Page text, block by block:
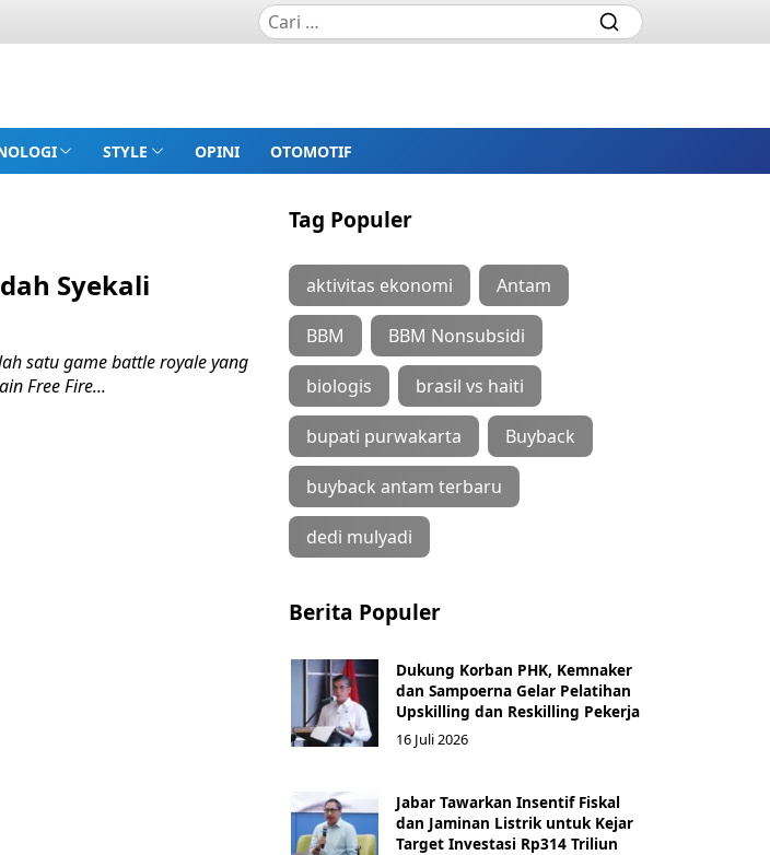
STYLE OPINI OTOMOTIF
Syekali
satu game battle royale yang
Free Fire...
Tag Populer
aktivitas ekonomi Antam
BBM BBM Nonsubsidi
biologis brasil vs haiti
bupati purwakarta Buyback
buyback antam terbaru
dedi mulyadi
Berita Populer
Dukung Korban PHK, Kemnaker
dan Sampoerna Gelar Pelatihan
Upskilling dan Reskilling Pekerja
16 Juli 2026
Jabar Tawarkan Insentif Fiskal
dan Jaminan Listrik untuk Kejar
Target Investasi Rp314 Triliun